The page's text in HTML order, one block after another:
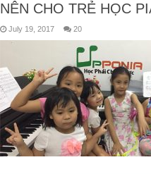
NÊN CHO TRẺ HỌC
July 19, 2017 20